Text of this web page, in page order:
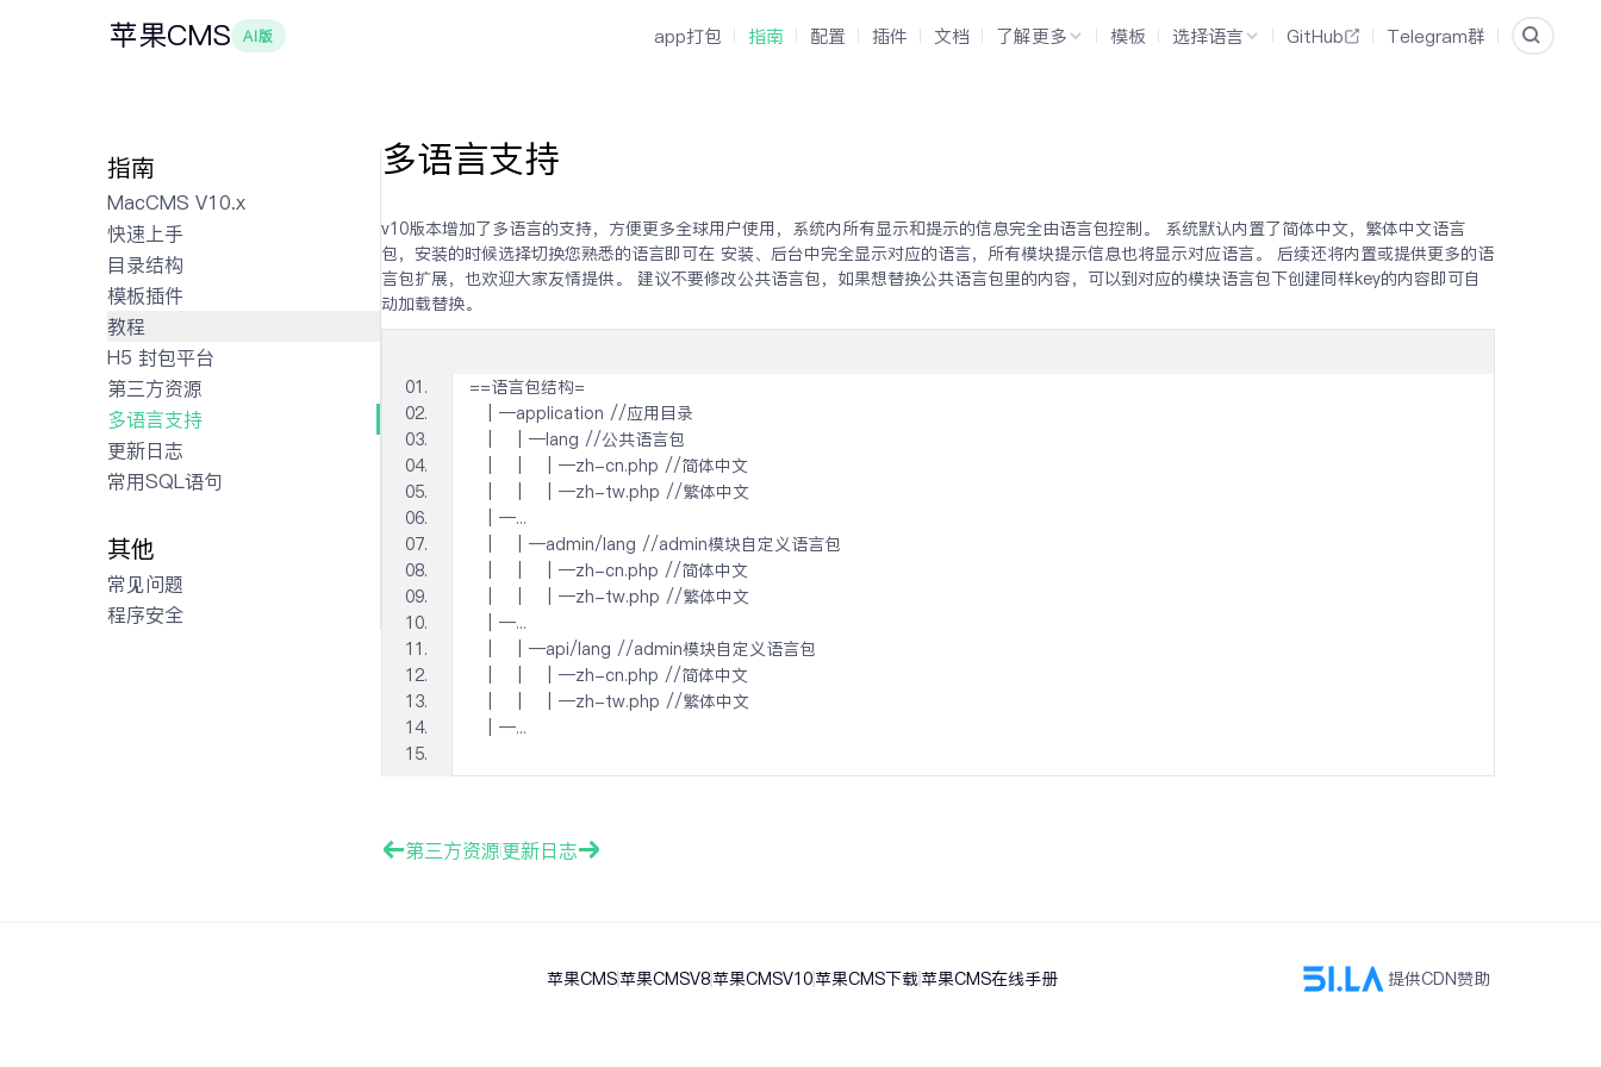
苹果CMS AI版 app打包 指南 配置 插件 文档 了解更多 模板 选择语言 GitHub Telegram群
指南
MacCMS V10.x
快速上手
目录结构
模板插件
教程
H5 封包平台
第三方资源
多语言支持
更新日志
常用SQL语句
其他
常见问题
程序安全
多语言支持
v10版本增加了多语言的支持，方便更多全球用户使用，系统内所有显示和提示的信息完全由语言包控制。 系统默认内置了简体中文，繁体中文语言
包，安装的时候选择切换您熟悉的语言即可在 安装、后台中完全显示对应的语言，所有模块提示信息也将显示对应语言。 后续还将内置或提供更多的语
言包扩展，也欢迎大家友情提供。 建议不要修改公共语言包，如果想替换公共语言包里的内容，可以到对应的模块语言包下创建同样key的内容即可自
动加载替换。
==语言包结构=
  │─application //应用目录
  │  │─lang //公共语言包
  │  │  │─zh-cn.php //简体中文
  │  │  │─zh-tw.php //繁体中文
  │─...
  │  │─admin/lang //admin模块自定义语言包
  │  │  │─zh-cn.php //简体中文
  │  │  │─zh-tw.php //繁体中文
  │─...
  │  │─api/lang //admin模块自定义语言包
  │  │  │─zh-cn.php //简体中文
  │  │  │─zh-tw.php //繁体中文
  │─...
第三方资源更新日志
苹果CMS苹果CMSV8苹果CMSV10苹果CMS下载苹果CMS在线手册 提供CDN赞助